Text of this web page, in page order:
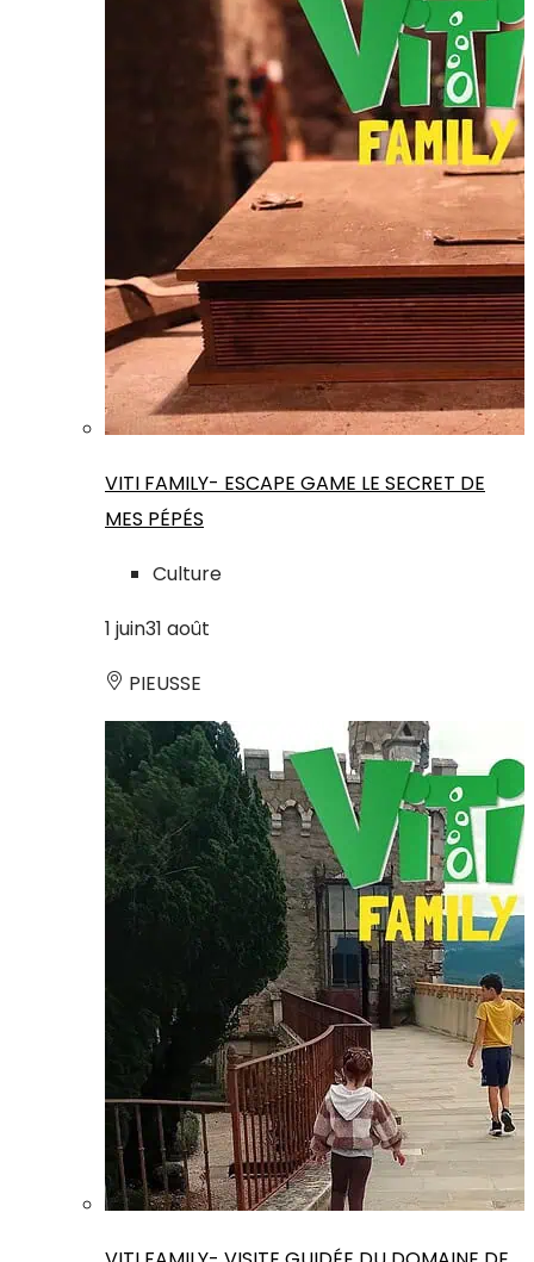
VITI FAMILY- ESCAPE GAME LE SECRET DE
MES PÉPÉS
Culture
1 juin31 août
PIEUSSE